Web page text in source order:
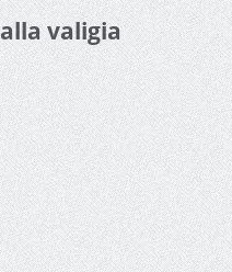
valigia